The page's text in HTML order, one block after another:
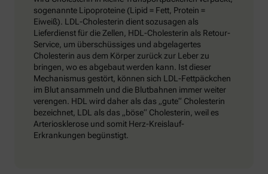
sogenannte Lipoproteine (Lipid = Fett, Protein =
Eiweiß). LDL-Cholesterin dient sozusagen als
Lieferdienst für die Zellen, HDL-Cholesterin als Retour-
Service, um überschüssiges und abgelagertes
Cholesterin aus dem Körper zurück zur Leber zu
bringen, wo es abgebaut werden kann. Ist dieser
Mechanismus gestört, können sich LDL-Fettpäckchen
im Blut ansammeln und die Blutbahnen immer weiter
verengen. HDL wird daher als das „gute“ Cholesterin
bezeichnet, LDL als das „böse“ Cholesterin, weil es
Arteriosklerose und somit Herz-Kreislauf-
Erkrankungen begünstigt.